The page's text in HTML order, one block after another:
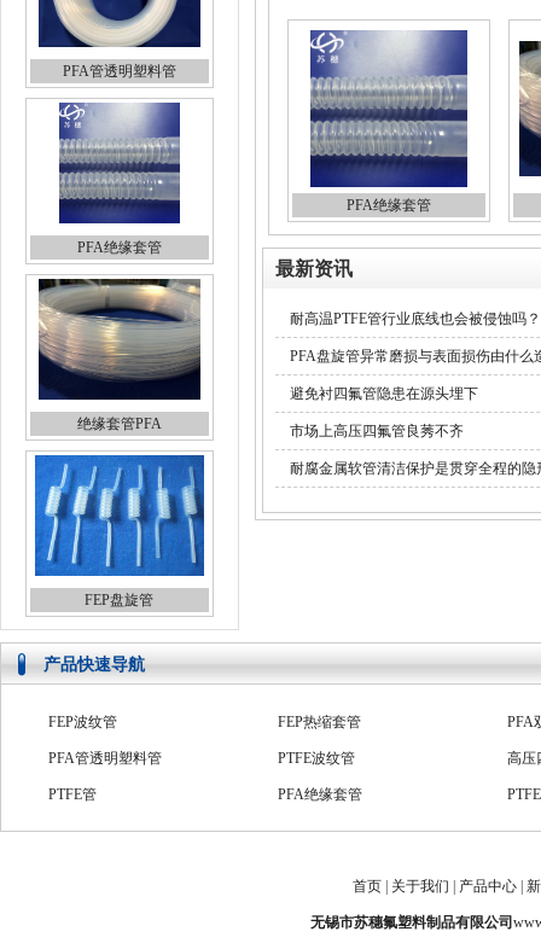
PFA管透明塑料管
PFA绝缘套管
绝缘套管PFA
FEP盘旋管
PFA绝缘套管
最新资讯
耐高温PTFE管行业底线也会被侵蚀吗？
PFA盘旋管异常磨损与表面损伤由什么
避免衬四氟管隐患在源头埋下
市场上高压四氟管良莠不齐
耐腐金属软管清洁保护是贯穿全程的隐
产品快速导航
FEP波纹管 FEP热缩套管 PFA
PFA管透明塑料管 PTFE波纹管 高压
PTFE管 PFA绝缘套管
衬四氟管 ptfe管 氟塑
首页 关于我们 产品中心
无锡市苏穗氟塑料制品有限公司